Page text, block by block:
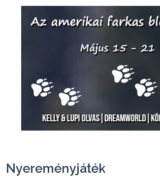
Nyereményjáték